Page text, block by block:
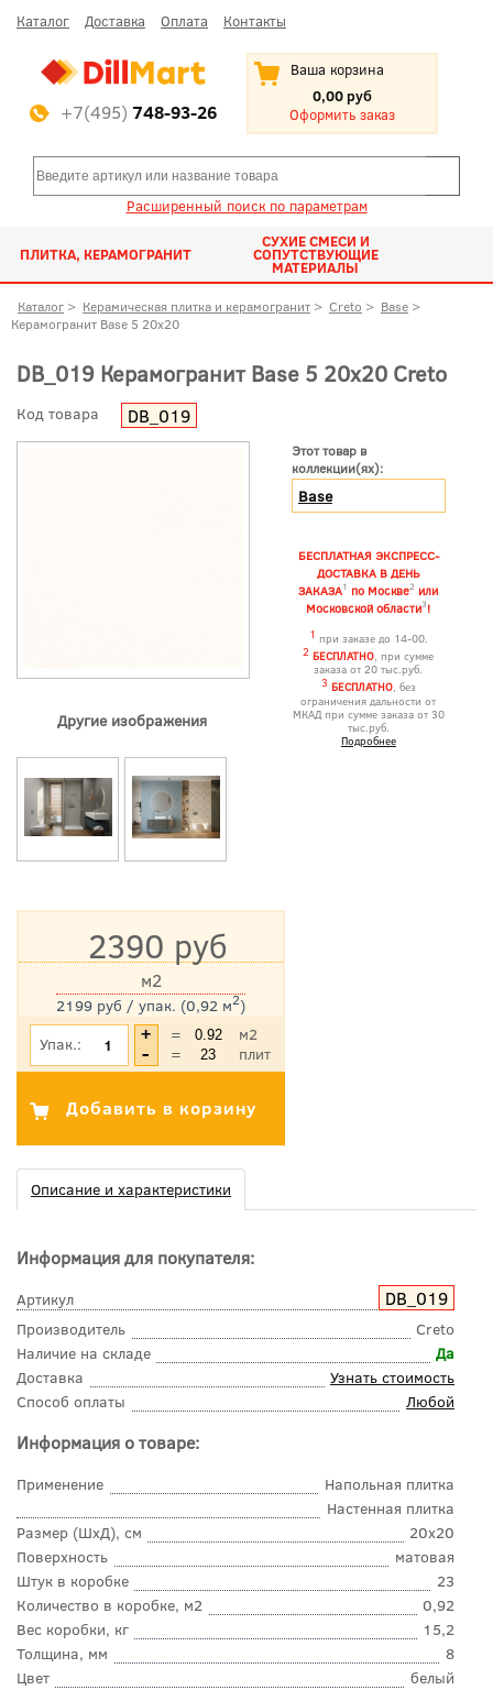
Каталог Доставка Оплата Контакты
+7(495) 748-93-26
Ваша корзина
0,00 руб
Оформить заказ
Расширенный поиск по параметрам
ПЛИТКА, КЕРАМОГРАНИТ
СУХИЕ СМЕСИ И
СОПУТСТВУЮЩИЕ
МАТЕРИАЛЫ
Каталог > Керамическая плитка и керамогранит > Creto > Base >
Керамогранит Base 5 20x20
DB_019 Керамогранит Base 5 20x20 Creto
Код товара DB_019
Другие изображения
Этот товар в
коллекции(ях):
Base
БЕСПЛАТНАЯ ЭКСПРЕСС-
ДОСТАВКА В ДЕНЬ
ЗАКАЗА1 по Москве2 или
Московской области3!
1 при заказе до 14-00.
2 БЕСПЛАТНО, при сумме
заказа от 20 тыс.руб.
3 БЕСПЛАТНО, без
ограничения дальности от
МКАД при сумме заказа от 30
тыс.руб.
Подробнее
2390 руб
2199 руб / упак. (0,92 м2)
м2
*Цена указана с учетом НДС
Упак.: =
м2
=
плит
Описание и характеристики
Информация для покупателя:
Артикул DB_019
Производитель
Creto
Наличие на складе
Да
Доставка
Узнать стоимость
Способ оплаты
Любой
Информация о товаре:
Применение
Напольная плитка
Настенная плитка
Размер (ШхД), см
20x20
Поверхность
матовая
Штук в коробке
23
Количество в коробке, м2
0,92
Вес коробки, кг
15,2
Толщина, мм
8
Цвет
белый